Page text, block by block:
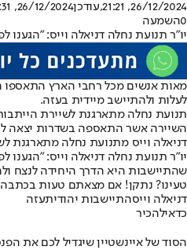
26/12/2024, 21:21
,עודכן26/12/2024, 21:31
0השמעה
יו"ר תנועת נחלה דניאלה וייס:
מאות אנשים מכל רחבי הארץ התאספו
לעלות ולהתיישב מיידית בעזה.
תנועת נחלה מתארגנת לשיירת
השיירה אשר התאספה בשדרות יצאה
דניאלה וייס מתנועת נחלה מתארגנת
יו"ר תנועת נחלה דניאלה וייס:
שהתיישבות היא הדרך היחידה לנצח
טעינו? נתקן! אם מצאתם טעות
דניאלה וייסהתיישבות יהודיתעזה
כדאילהכיר
הסוד של איינשטיין שיגדיל לכם את